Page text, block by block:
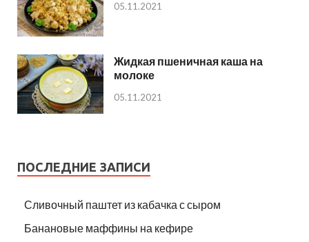
05.11.2021
Жидкая пшеничная каша на
молоке
05.11.2021
ПОСЛЕДНИЕ ЗАПИСИ
Сливочный паштет из кабачка с сыром
Банановые маффины на кефире